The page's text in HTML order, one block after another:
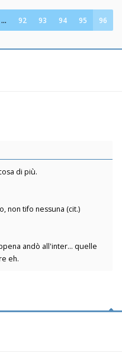
… 92 93 94 95 96
di più.
non tifo nessuna (cit.)
andò all'inter... quelle
eh.